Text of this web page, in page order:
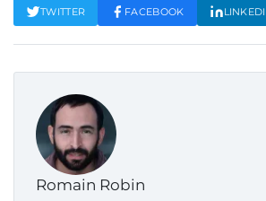
TWITTER FACEBOOK
Romain Robin